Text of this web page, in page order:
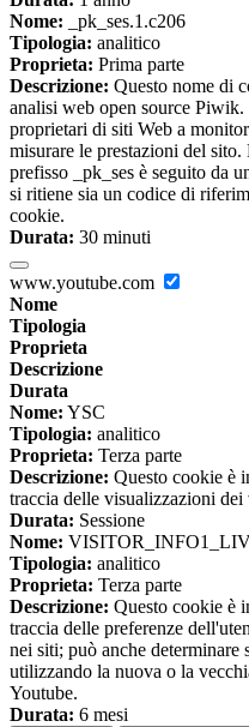
Nome: _pk_ses.1.c206
Tipologia: analitico
Proprieta: Prima parte
Descrizione: Questo nome di
analisi web open source
proprietari di siti Web a
misurare le prestazioni del
prefisso _pk_ses è seguito da
si ritiene sia un codice di
cookie.
Durata: 30 minuti
www.youtube.com
Nome
Tipologia
Proprieta
Descrizione
Durata
Nome: YSC
Tipologia: analitico
Proprieta: Terza parte
Descrizione: Questo cookie è
traccia delle visualizzazioni
Durata: Sessione
Nome:
Tipologia: analitico
Proprieta: Terza parte
Descrizione: Questo cookie è
traccia delle preferenze
nei siti; può anche determinare
utilizzando la nuova o la
Youtube.
Durata: 6 mesi